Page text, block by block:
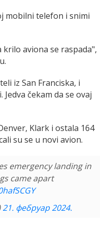
mobilni telefon i snimi
aviona se raspada",
iz San Franciska, i
čekam da se ovaj
Klark i ostala 164
su se u novi avion.
emergency landing in
came apart
21. фебруар 2024.